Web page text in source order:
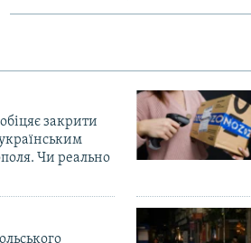
закрити
Чи реально